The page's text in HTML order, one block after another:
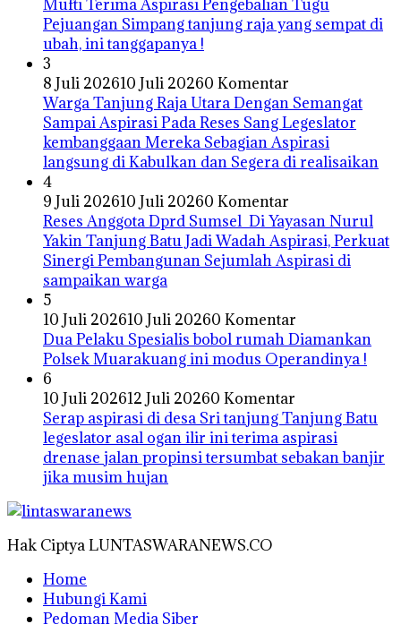
Mufti Terima Aspirasi Pengebalian Tugu
Pejuangan Simpang tanjung raja yang sempat di
ubah, ini tanggapanya !
3
8 Juli 202610 Juli 20260 Komentar
Warga Tanjung Raja Utara Dengan Semangat
Sampai Aspirasi Pada Reses Sang Legeslator
kembanggaan Mereka Sebagian Aspirasi
langsung di Kabulkan dan Segera di realisaikan
4
9 Juli 202610 Juli 20260 Komentar
Reses Anggota Dprd Sumsel Di Yayasan Nurul
Yakin Tanjung Batu Jadi Wadah Aspirasi, Perkuat
Sinergi Pembangunan Sejumlah Aspirasi di
sampaikan warga
5
10 Juli 202610 Juli 20260 Komentar
Dua Pelaku Spesialis bobol rumah Diamankan
Polsek Muarakuang ini modus Operandinya !
6
10 Juli 202612 Juli 20260 Komentar
Serap aspirasi di desa Sri tanjung Tanjung Batu
legeslator asal ogan ilir ini terima aspirasi
drenase jalan propinsi tersumbat sebakan banjir
jika musim hujan
Hak Ciptya LUNTASWARANEWS.CO
Home
Hubungi Kami
Pedoman Media Siber